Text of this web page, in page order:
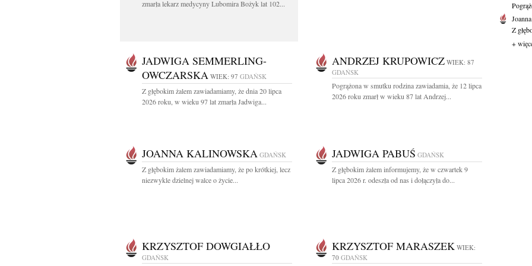
zmarła lekarz medycyny Lubomira Bożyk lat 102...
JADWIGA SEMMERLING-
OWCZARSKA WIEK: 97 GDAŃSK
Z głębokim żalem zawiadamiamy, że dnia 20 lipca
2026 roku, w wieku 97 lat zmarła Jadwiga...
ANDRZEJ KRUPOWICZ WIEK: 87
GDAŃSK
Pogrążona w smutku rodzina zawiadamia, że 12 lipca
2026 roku zmarł w wieku 87 lat Andrzej...
JOANNA KALINOWSKA GDAŃSK
Z głębokim żalem zawiadamiamy, że po krótkiej, lecz
niezwykle dzielnej walce o życie...
JADWIGA PABUŚ GDAŃSK
Z głębokim żalem informujemy, że w czwartek 9
lipca 2026 r. odeszła od nas i dołączyła do...
KRZYSZTOF DOWGIAŁŁO
GDAŃSK
KRZYSZTOF MARASZEK WIEK:
70 GDAŃSK
Z
+